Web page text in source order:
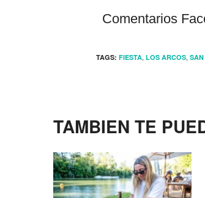
Comentarios
TAGS: FIESTA, LOS ARCOS, SAN
TAMBIEN TE